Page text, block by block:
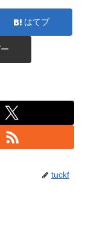
はてブ
tuckf